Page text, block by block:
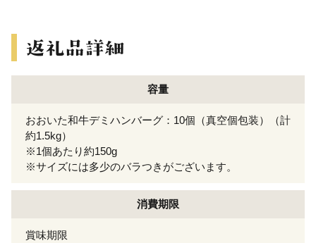
容量
おおいた和牛デミハンバーグ：10個（真空個包装）（計
約1.5kg）
※1個あたり約150g
※サイズには多少のバラつきがございます。
消費期限
賞味期限